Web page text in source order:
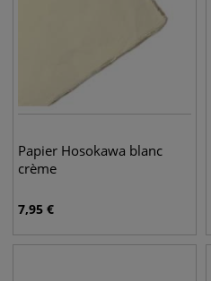
Papier Hosokawa blanc
crème
7,95 €